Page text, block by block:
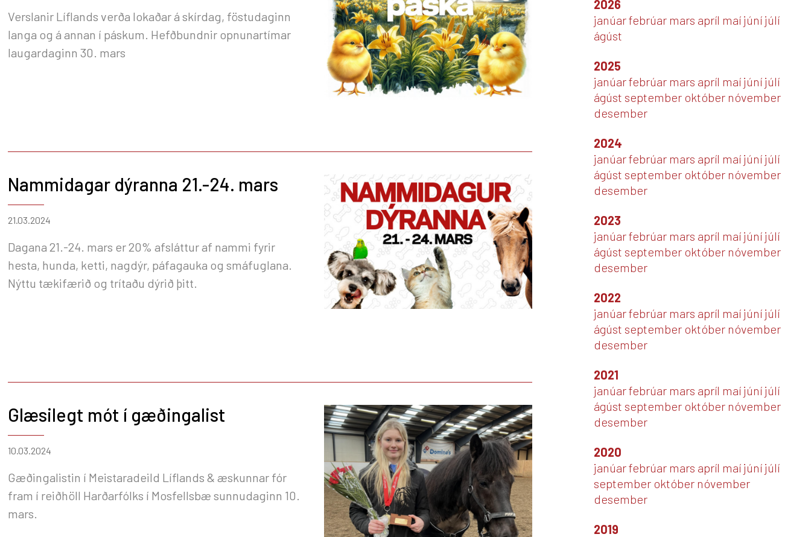
Verslanir Líflands verða lokaðar á skírdag, föstudaginn
langa og á annan í páskum. Hefðbundnir opnunartímar
laugardaginn 30. mars
Nammidagar dýranna 21.-24. mars
21.03.2024
Dagana 21.-24. mars er 20% afsláttur af nammi fyrir
hesta, hunda, ketti, nagdýr, páfagauka og smáfuglana.
Nýttu tækifærið og trítaðu dýrið þitt.
Glæsilegt mót í gæðingalist
10.03.2024
Gæðingalistin í Meistaradeild Líflands & æskunnar fór
fram í reiðhöll Harðarfólks í Mosfellsbæ sunnudaginn 10.
mars.
2026
janúarfebrúar mars apríl maí júní júlí
ágúst
2025
janúarfebrúar mars apríl maí júní júlí
ágúst september október nóvember
desember
2024
janúarfebrúar mars apríl maí júní júlí
ágúst september október nóvember
desember
2023
janúarfebrúar mars apríl maí júní júlí
ágúst september október nóvember
desember
2022
janúarfebrúar mars apríl maí júní júlí
ágúst september október nóvember
desember
2021
janúarfebrúar mars apríl maí júní júlí
ágúst september október nóvember
desember
2020
janúarfebrúar mars apríl maí júní júlí
september október nóvember
desember
2019